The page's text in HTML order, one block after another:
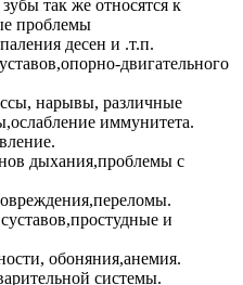
так же относятся к
проблемы
десен и .т.п.
двигательного
нарывы, различные
иммунитета.
дыхания,проблемы с
и
обоняния,анемия.
системы.